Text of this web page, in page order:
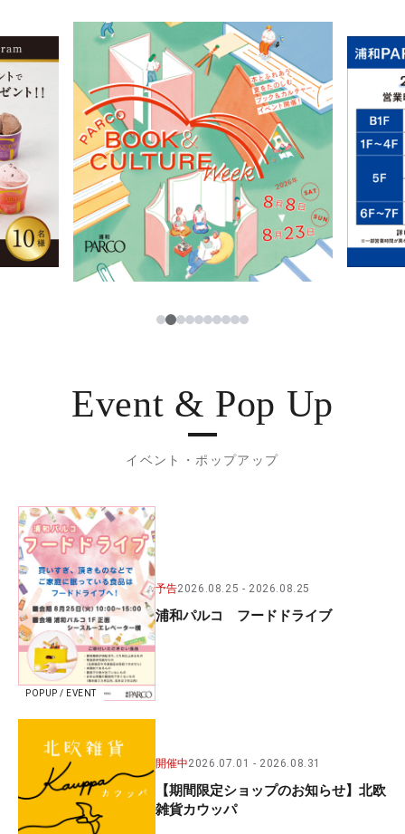
レストラン・カフェ
TAX FREE
PARCOメンバーズ
JP
ภาษาไทย
123456789
Event & Pop Up
イベント・ポップアップ
POPUP / EVENT
予告2026.08.25 2026.08.25
浦和パルコ フードドライブ
開催中2026.07.01 2026.08.31
【期間限定ショップのお知らせ】北欧
雑貨カウッパ